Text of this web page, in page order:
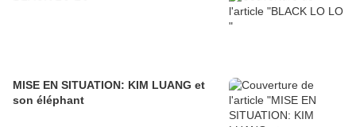
MISE EN SITUATION: KIM LUANG et
son éléphant